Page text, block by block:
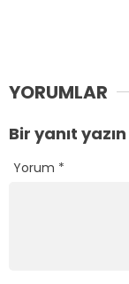
YORUMLAR
Bir yanıt yazın
Yorum *